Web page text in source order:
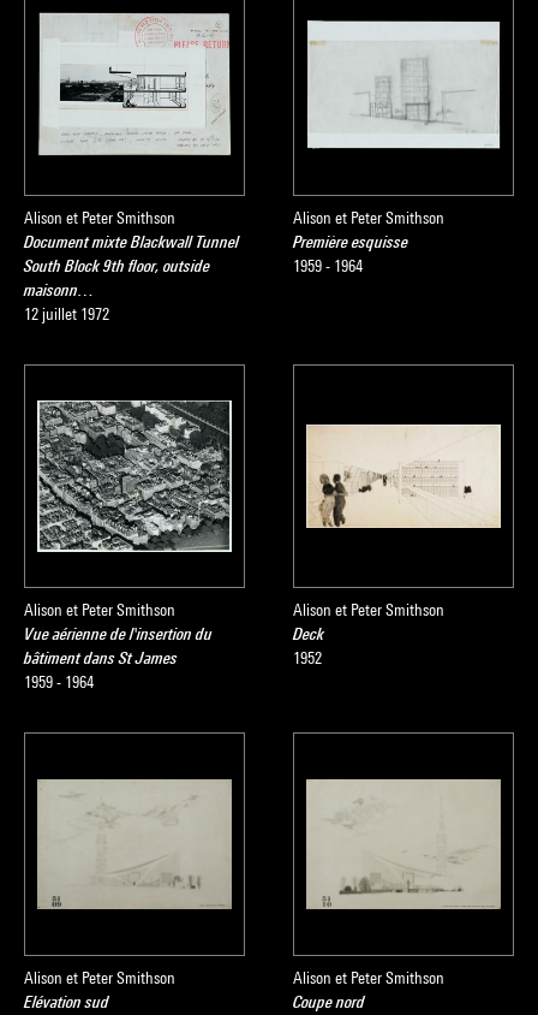
Alison et Peter Smithson
Document mixte Blackwall Tunnel
South Block 9th floor, outside
maisonn…
12 juillet 1972
Alison et Peter Smithson
Première esquisse
1959 - 1964
Alison et Peter Smithson
Vue aérienne de l'insertion du
bâtiment dans St James
1959 - 1964
Alison et Peter Smithson
Deck
1952
Alison et Peter Smithson
Elévation sud
Alison et Peter Smithson
Coupe nord